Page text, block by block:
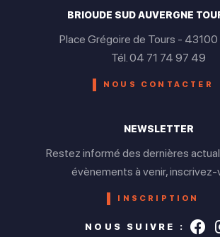
BRIOUDE SUD AUVERGNE
Place Grégoire de Tours - 43100
Tél. 04 71 74 97 49
NOUS CONTACTER
NEWSLETTER
Restez informé des dernières
évènements à venir, inscrivez-
INSCRIPTION
NOUS SUIVRE :